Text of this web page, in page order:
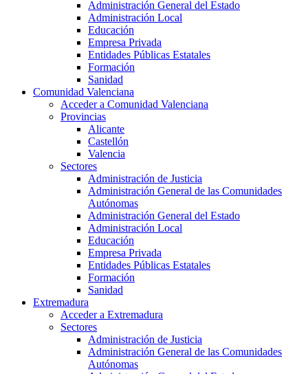
Administración General del Estado
Administración Local
Educación
Empresa Privada
Entidades Públicas Estatales
Formación
Sanidad
Comunidad Valenciana
Acceder a Comunidad Valenciana
Provincias
Alicante
Castellón
Valencia
Sectores
Administración de Justicia
Administración General de las Comunidades
Autónomas
Administración General del Estado
Administración Local
Educación
Empresa Privada
Entidades Públicas Estatales
Formación
Sanidad
Extremadura
Acceder a Extremadura
Sectores
Administración de Justicia
Administración General de las Comunidades
Autónomas